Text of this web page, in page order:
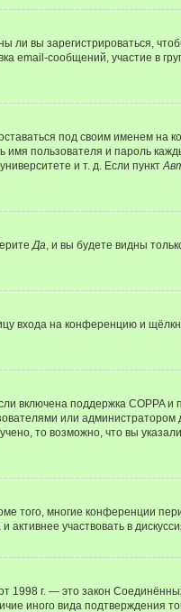
ли вы зарегистрироваться,
сообщений, участие в
под своим именем на
имя пользователя и пароль
и т. д. Если пункт
Да , и вы будете видны
входа на конференцию и
поддержка COPPA
или
то возможно, что вы
того, многие конференции
участвовать в
1998 г. — это закон
иного вида